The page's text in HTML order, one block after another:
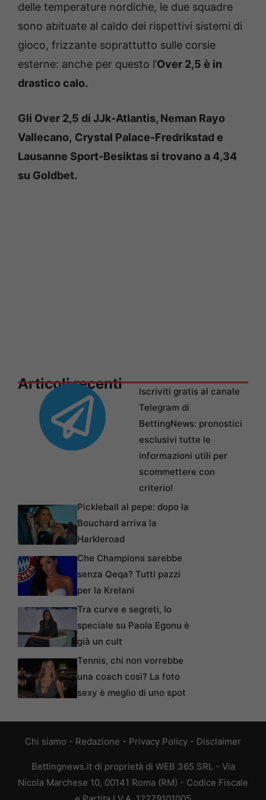
delle temperature nordiche, le due squadre
sono abituate al caldo dei rispettivi sistemi di
gioco, frizzante soprattutto sulle corsie
esterne: anche per questo l’Over 2,5 è in
drastico calo.
Gli Over 2,5 di JJk-Atlantis, Neman Rayo
Vallecano, Crystal Palace-Fredrikstad e
Lausanne Sport-Besiktas si trovano a 4,34
su Goldbet.
Articoli recenti
Iscriviti gratis al canale
Telegram di
BettingNews: pronostici
esclusivi tutte le
informazioni utili per
scommettere con
criterio!
Pickleball al pepe: dopo la
Bouchard arriva la
Harkleroad
Che Champions sarebbe
senza Qeqa? Tutti pazzi
per la Krelani
Tra curve e segreti, lo
speciale su Paola Egonu è
già un cult
Tennis, chi non vorrebbe
una coach così? La foto
sexy è meglio di uno spot
Chi siamo - Redazione - Privacy Policy - Disclaimer
Bettingnews.it di proprietà di WEB 365 SRL - Via
Nicola Marchese 10, 00141 Roma (RM) - Codice Fiscale